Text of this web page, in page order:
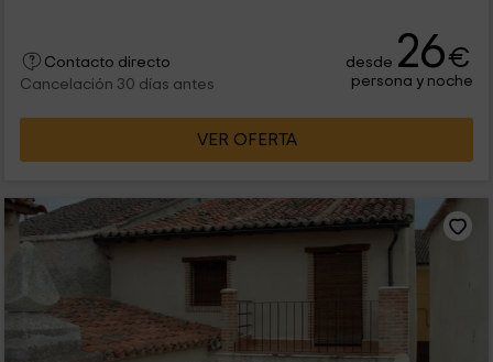
Contacto directo
Cancelación 30 días antes
desde 26€
persona y noche
VER OFERTA